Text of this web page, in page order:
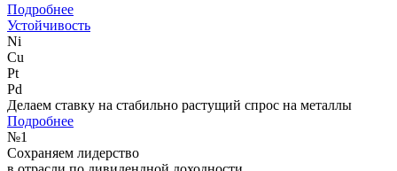
Подробнее
Устойчивость
Ni
Cu
Pt
Pd
Делаем ставку на стабильно растущий спрос на металлы
Подробнее
№1
Сохраняем лидерство